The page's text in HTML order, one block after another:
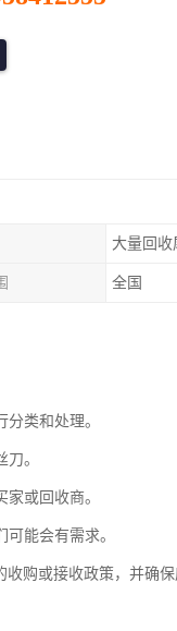
大量回收
全国
类和处理。
。
或回收商。
能会有需求。
购或接收政策，并确